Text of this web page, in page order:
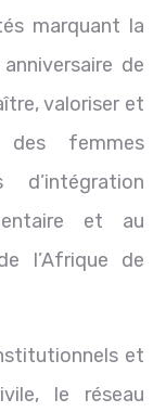
marquant la
de
valoriser et
femmes
d’intégration
et au
l’Afrique de
et
le réseau